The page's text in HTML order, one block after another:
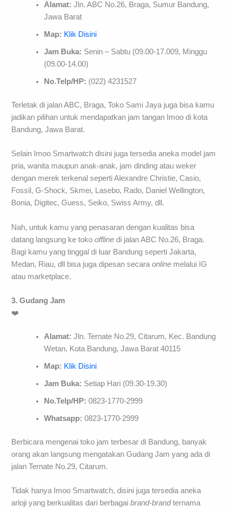
Alamat: Jln. ABC No.26, Braga, Sumur Bandung,
Jawa Barat
Map: Klik Disini
Jam Buka: Senin – Sabtu (09.00-17.009, Minggu
(09.00-14.00)
No.Telp/HP: (022) 4231527
Terletak di jalan ABC, Braga, Toko Sami Jaya juga bisa kamu
jadikan pilihan untuk mendapatkan jam tangan Imoo di kota
Bandung, Jawa Barat.
Selain Imoo Smartwatch disini juga tersedia aneka model jam
pria, wanita maupun anak-anak, jam dinding atau weker
dengan merek terkenal seperti Alexandre Christie, Casio,
Fossil, G-Shock, Skmei, Lasebo, Rado, Daniel Wellington,
Bonia, Digitec, Guess, Seiko, Swiss Army, dll.
Nah, untuk kamu yang penasaran dengan kualitas bisa
datang langsung ke tokooffline di jalan ABC No.26, Braga.
Bagi kamu yang tinggal di luar Bandung seperti Jakarta,
Medan, Riau, dll bisa juga dipesan secaraonline melalui IG
atau marketplace.
3. Gudang Jam
❤️
Alamat: Jln. Ternate No.29, Citarum, Kec. Bandung
Wetan, Kota Bandung, Jawa Barat 40115
Map: Klik Disini
Jam Buka: Setiap Hari (09.30-19.30)
No.Telp/HP: 0823-1770-2999
Whatsapp:0823-1770-2999
Berbicara mengenai toko jam terbesar di Bandung, banyak
orang akan langsung mengatakan Gudang Jam yang ada di
jalan Ternate No.29, Citarum.
Tidak hanya Imoo Smartwatch, disini juga tersedia aneka
arloji yang berkualitas dari berbagaibrand-brandternama